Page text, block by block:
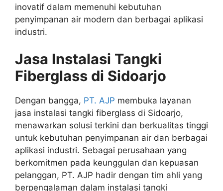
inovatif dalam memenuhi kebutuhan
penyimpanan air modern dan berbagai aplikasi
industri.
Jasa Instalasi Tangki
Fiberglass di Sidoarjo
Dengan bangga, PT. AJP membuka layanan
jasa instalasi tangki fiberglass di Sidoarjo,
menawarkan solusi terkini dan berkualitas tinggi
untuk kebutuhan penyimpanan air dan berbagai
aplikasi industri. Sebagai perusahaan yang
berkomitmen pada keunggulan dan kepuasan
pelanggan, PT. AJP hadir dengan tim ahli yang
berpengalaman dalam instalasi tangki